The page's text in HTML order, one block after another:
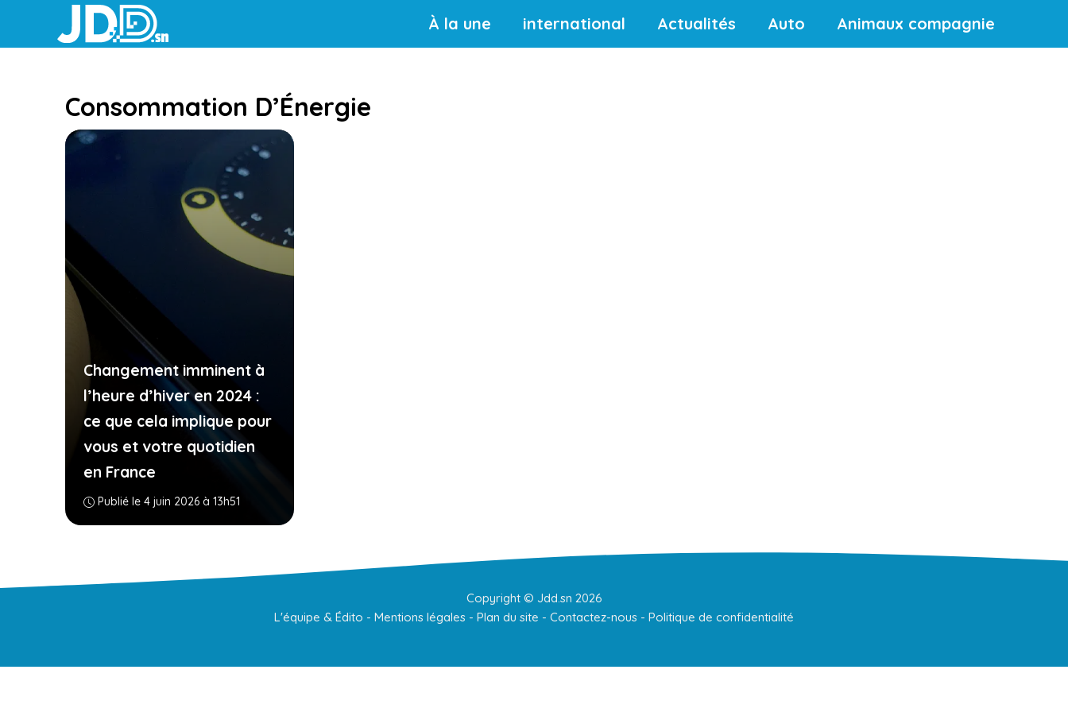
À la une international Actualités Auto Animaux compagnie
Consommation D’Énergie
Changement imminent à
l’heure d’hiver en 2024 :
ce que cela implique pour
vous et votre quotidien
en France
Publié le 4 juin 2026 à 13h51
Copyright © Jdd.sn 2026
L'équipe & Édito - Mentions légales - Plan du site - Contactez-nous - Politique de confidentialité